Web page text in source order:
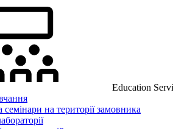
Education
семінари на території замовника